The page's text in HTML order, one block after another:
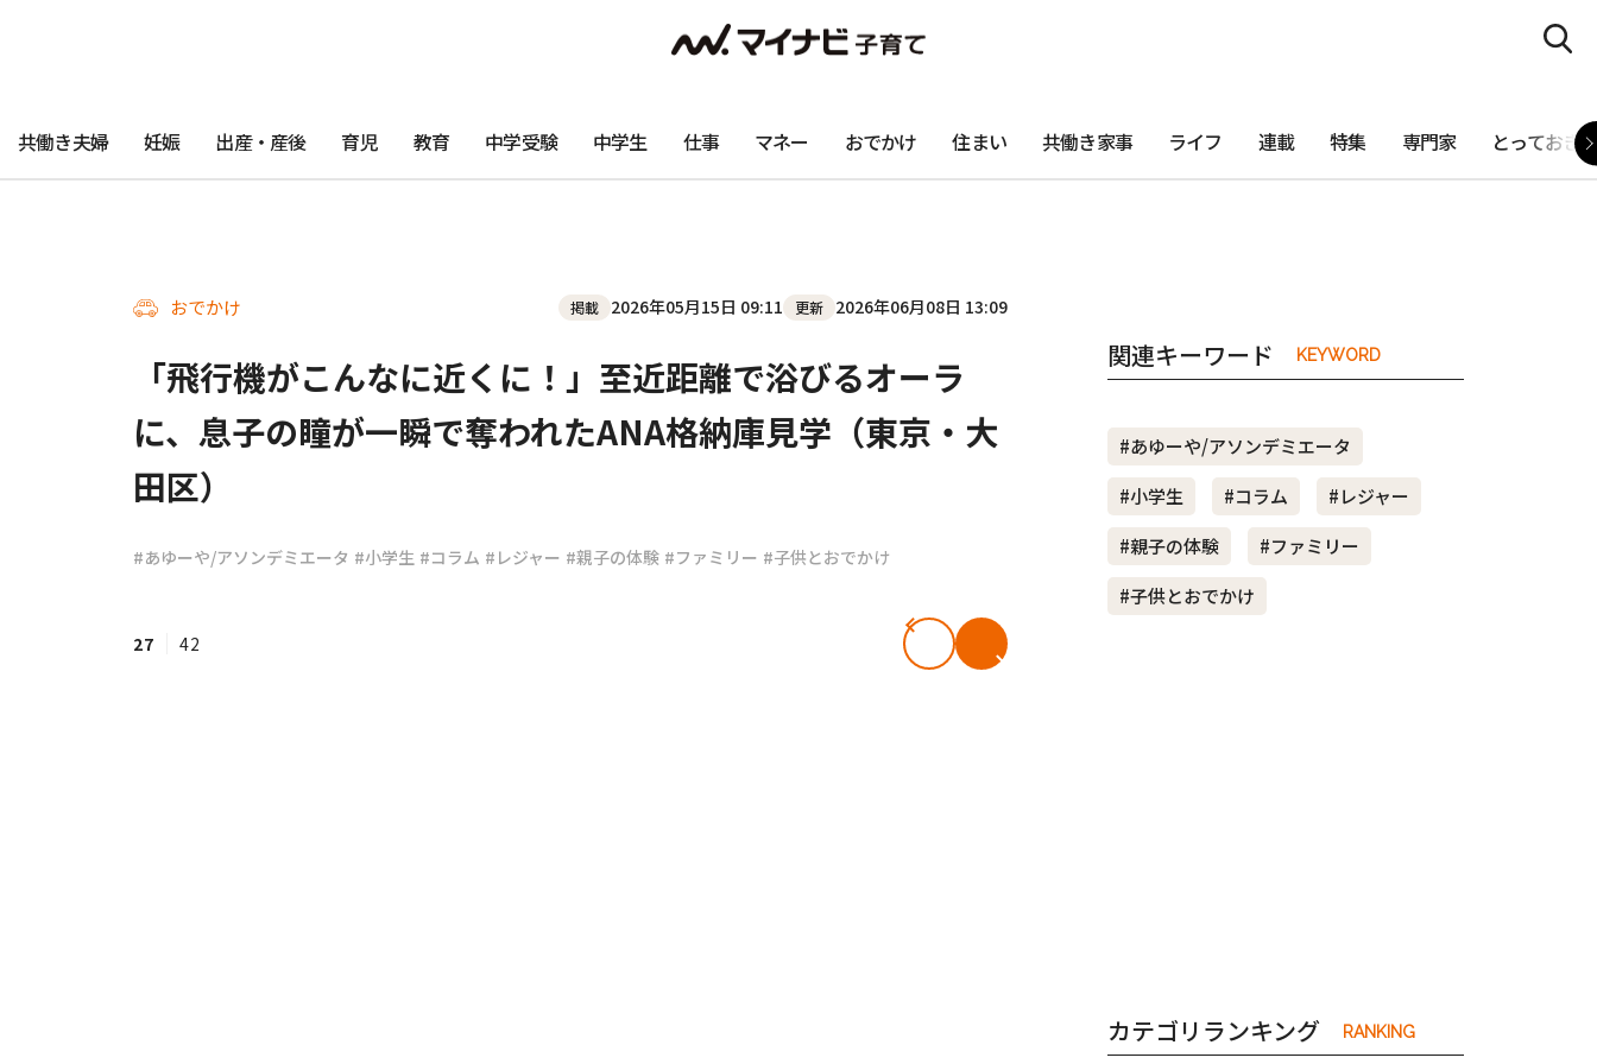
#共働き夫婦 #産休
共働き夫婦 妊娠 出産・産後 育児 教育 中学受験 中学生 仕事 マネー おでかけ 住まい 共働き家事 ライフ 連載 特集 専門家 とっておき
おでかけ 掲載 2026年05月15日 09:11 更新 2026年06月08日 13:09
「飛行機がこんなに近くに！」至近距離で浴びるオーラ
に、息子の瞳が一瞬で奪われたANA格納庫見学（東京・大
田区）
#あゆーや/アソンデミエータ #小学生 #コラム #レジャー #親子の体験 #ファミリー #子供とおでかけ
27 42
関連キーワード KEYWORD
#あゆーや/アソンデミエータ
#小学生
#コラム
#レジャー
#親子の体験
#ファミリー
#子供とおでかけ
カテゴリランキング RANKING